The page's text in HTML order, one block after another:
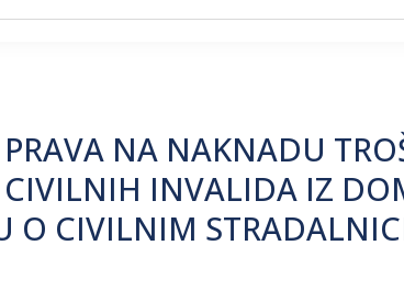
NA NAKNADU
INVALIDA IZ
O CIVILNIM